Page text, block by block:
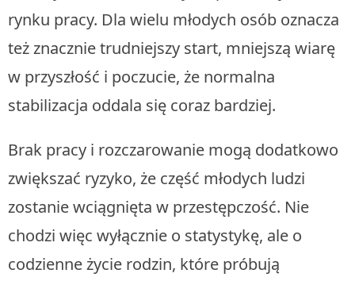
rynku pracy. Dla wielu młodych osób oznacza
też znacznie trudniejszy start, mniejszą wiarę
w przyszłość i poczucie, że normalna
stabilizacja oddala się coraz bardziej.
Brak pracy i rozczarowanie mogą dodatkowo
zwiększać ryzyko, że część młodych ludzi
zostanie wciągnięta w przestępczość. Nie
chodzi więc wyłącznie o statystykę, ale o
codzienne życie rodzin, które próbują